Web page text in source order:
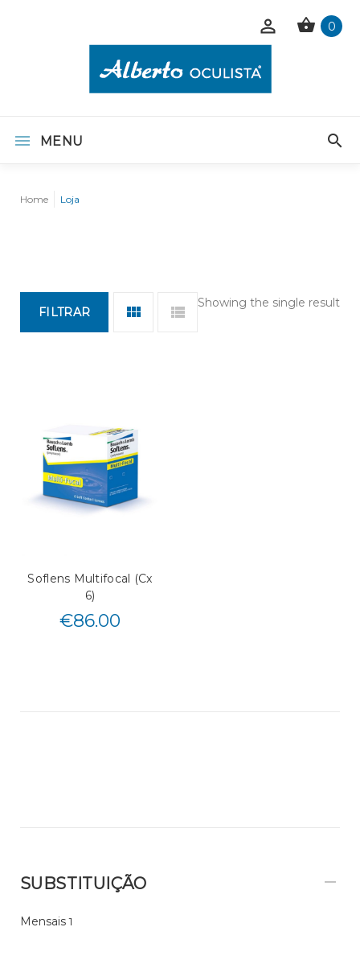
0
MENU
Home Loja
Showing the single result
FILTRAR
Soflens Multifocal (Cx
6)
€86.00
SUBSTITUIÇÃO
Mensais 1